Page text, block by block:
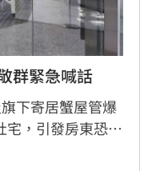
群緊急喊話
下寄居蟹屋管爆
宅，引發房東恐
今（10）日召開